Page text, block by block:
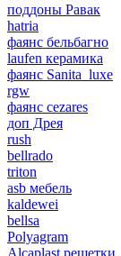
поддоны Равак
hatria
фаянс бельбагно
laufen керамика
фаянс Sanita_luxe
rgw
фаянс cezares
доп Дрея
rush
bellrado
triton
asb мебель
kaldewei
bellsa
Polyagram
Alcaplast решетки